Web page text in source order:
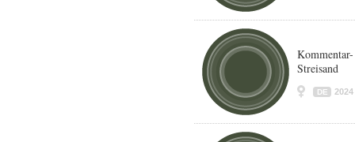
Streisand
DE 2024